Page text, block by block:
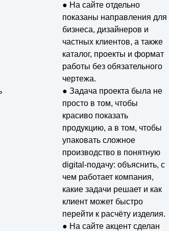
● На сайте отдельно
показаны направления для
бизнеса, дизайнеров и
частных клиентов, а также
каталог, проекты и формат
работы без обязательного
чертежа.
● Задача проекта была не
просто в том, чтобы
красиво показать
продукцию, а в том, чтобы
упаковать сложное
производство в понятную
digital-подачу: объяснить, с
чем работает компания,
какие задачи решает и как
клиент может быстро
перейти к расчёту изделия.
● На сайте акцент сделан